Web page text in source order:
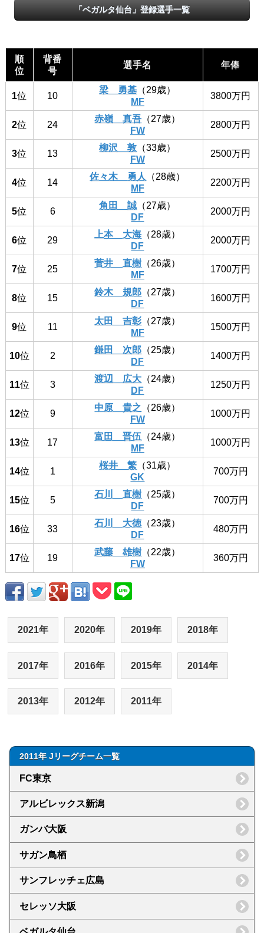
「ベガルタ仙台」登録選手一覧
順
位
背番
号
選手名 年俸
1位 10
梁 勇基 （29歳）
MF
3800万円
2位 24
赤嶺 真吾 （27歳）
FW
2800万円
3位 13
柳沢 敦 （33歳）
FW
2500万円
4位 14
佐々木 勇人
（28歳）
MF
2200万円
5位 6
角田 誠 （27歳）
DF
2000万円
6位 29
上本 大海 （28歳）
DF
2000万円
7位 25
菅井 直樹 （26歳）
MF
1700万円
8位 15
鈴木 規郎 （27歳）
DF
1600万円
9位 11
太田 吉彰 （27歳）
MF
1500万円
10位 2
鎌田 次郎 （25歳）
DF
1400万円
11位 3
渡辺 広大 （24歳）
DF
1250万円
12位 9
中原 貴之 （26歳）
FW
1000万円
13位 17
富田 晋伍 （24歳）
MF
1000万円
14位 1
桜井 繁 （31歳）
GK
700万円
15位 5
石川 直樹 （25歳）
DF
700万円
16位 33
石川 大徳（23歳）
DF
480万円
17位 19
武藤 雄樹 （22歳）
FW
360万円
2021年 2020年 2019年 2018年
2017年 2016年 2015年 2014年
2013年 2012年 2011年
2011年 Jリーグチーム一覧
FC東京
アルビレックス新潟
ガンバ大阪
サガン鳥栖
サンフレッチェ広島
セレッソ大阪